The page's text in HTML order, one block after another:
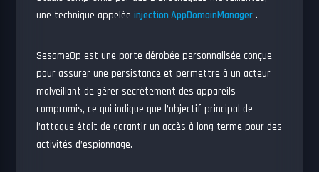
une technique appeléeinjection AppDomainManager .
SesameOp est une porte dérobée personnalisée conçue
pour assurer une persistance et permettre à un acteur
malveillant de gérer secrètement des appareils
compromis, ce qui indique que l’objectif principal de
l’attaque était de garantir un accès à long terme pour des
activités d’espionnage.